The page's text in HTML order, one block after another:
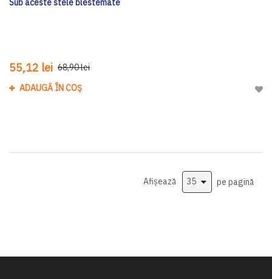
55,12 lei 68,90 lei
ADAUGĂ ÎN COȘ
Afișează pe pagină